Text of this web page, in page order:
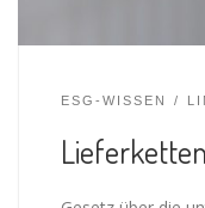
ESG-WISSEN